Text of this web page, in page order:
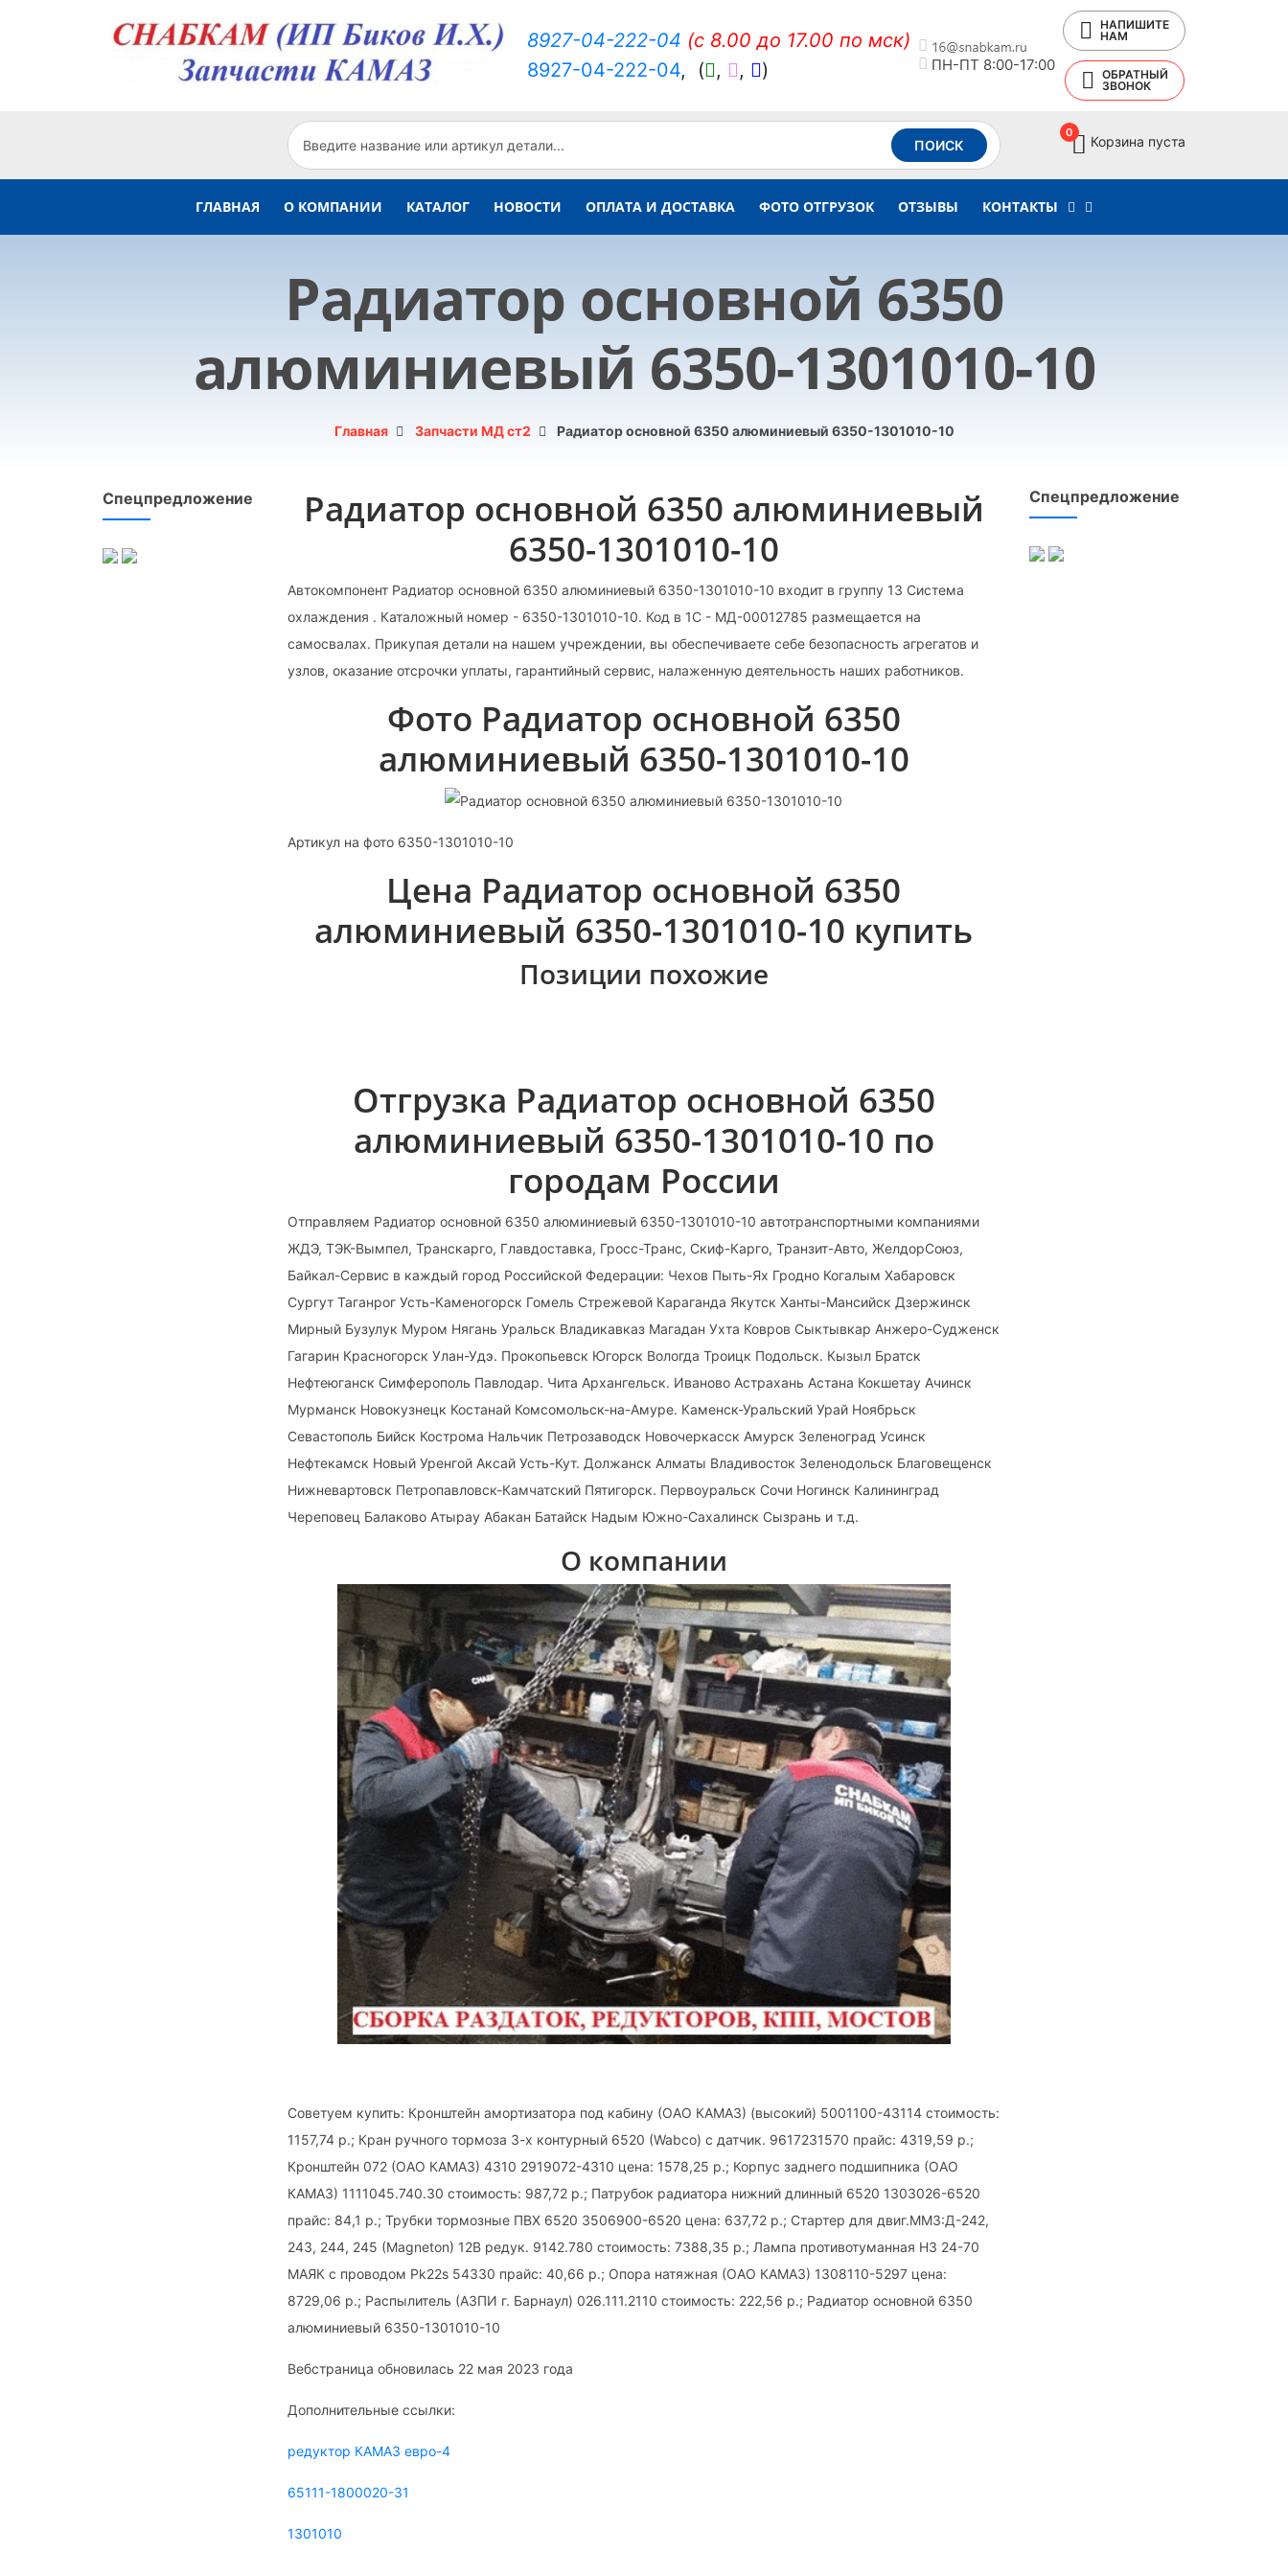
8927-04-222-04 (c 8.00 до 17.00 по мск)
8927-04-222-04, ( , , ) ПН-ПТ 8:00-17:00
НАПИШИТЕ
НАМ
ОБРАТНЫЙ
ЗВОНОК
ПОИСК
0
Корзина пуста
ГЛАВНАЯ О КОМПАНИИ КАТАЛОГ НОВОСТИ ОПЛАТА И ДОСТАВКА ФОТО ОТГРУЗОК ОТЗЫВЫ КОНТАКТЫ
Радиатор основной 6350
алюминиевый 6350-1301010-10
Главная Запчасти МД ст2 Радиатор основной 6350 алюминиевый 6350-1301010-10
Спецпредложение
Радиатор основной 6350 алюминиевый
6350-1301010-10
Автокомпонент Радиатор основной 6350 алюминиевый 6350-1301010-10 входит в группу 13 Система
охлаждения . Каталожный номер - 6350-1301010-10. Код в 1С - МД-00012785 размещается на
самосвалах. Прикупая детали на нашем учреждении, вы обеспечиваете себе безопасность агрегатов и
узлов, оказание отсрочки уплаты, гарантийный сервис, налаженную деятельность наших работников.
Фото Радиатор основной 6350
алюминиевый 6350-1301010-10
Артикул на фото 6350-1301010-10
Цена Радиатор основной 6350
алюминиевый 6350-1301010-10 купить
Позиции похожие
Отгрузка Радиатор основной 6350
алюминиевый 6350-1301010-10 по
городам России
Отправляем Радиатор основной 6350 алюминиевый 6350-1301010-10 автотранспортными компаниями
ЖДЭ, ТЭК-Вымпел, Транскарго, Главдоставка, Гросс-Транс, Скиф-Карго, Транзит-Авто, ЖелдорСоюз,
Байкал-Сервис в каждый город Российской Федерации: Чехов Пыть-Ях Гродно Когалым Хабаровск
Сургут Таганрог Усть-Каменогорск Гомель Стрежевой Караганда Якутск Ханты-Мансийск Дзержинск
Мирный Бузулук Муром Нягань Уральск Владикавказ Магадан Ухта Ковров Сыктывкар Анжеро-Судженск
Гагарин Красногорск Улан-Удэ. Прокопьевск Югорск Вологда Троицк Подольск. Кызыл Братск
Нефтеюганск Симферополь Павлодар. Чита Архангельск. Иваново Астрахань Астана Кокшетау Ачинск
Мурманск Новокузнецк Костанай Комсомольск-на-Амуре. Каменск-Уральский Урай Ноябрьск
Севастополь Бийск Кострома Нальчик Петрозаводск Новочеркасск Амурск Зеленоград Усинск
Нефтекамск Новый Уренгой Аксай Усть-Кут. Должанск Алматы Владивосток Зеленодольск Благовещенск
Нижневартовск Петропавловск-Камчатский Пятигорск. Первоуральск Сочи Ногинск Калининград
Череповец Балаково Атырау Абакан Батайск Надым Южно-Сахалинск Сызрань и т.д.
О компании
Советуем купить: Кронштейн амортизатора под кабину (ОАО КАМАЗ) (высокий) 5001100-43114 стоимость:
1157,74 р.; Кран ручного тормоза 3-х контурный 6520 (Wabco) с датчик. 9617231570 прайс: 4319,59 р.;
Кронштейн 072 (ОАО КАМАЗ) 4310 2919072-4310 цена: 1578,25 р.; Корпус заднего подшипника (ОАО
КАМАЗ) 1111045.740.30 стоимость: 987,72 р.; Патрубок радиатора нижний длинный 6520 1303026-6520
прайс: 84,1 р.; Трубки тормозные ПВХ 6520 3506900-6520 цена: 637,72 р.; Стартер для двиг.ММ3:Д-242,
243, 244, 245 (Magneton) 12B редук. 9142.780 стоимость: 7388,35 р.; Лампа противотуманная Н3 24-70
МАЯК с проводом Pk22s 54330 прайс: 40,66 р.; Опора натяжная (ОАО КАМАЗ) 1308110-5297 цена:
8729,06 р.; Распылитель (АЗПИ г. Барнаул) 026.111.2110 стоимость: 222,56 р.; Радиатор основной 6350
алюминиевый 6350-1301010-10
Вебстраница обновилась 22 мая 2023 года
Дополнительные ссылки:
редуктор КАМАЗ евро-4
65111-1800020-31
1301010
Спецпредложение